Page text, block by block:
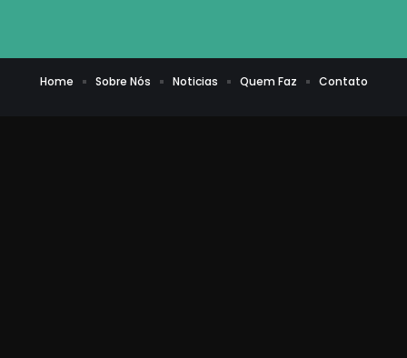
Home Sobre Nós Noticias Quem Faz Contato